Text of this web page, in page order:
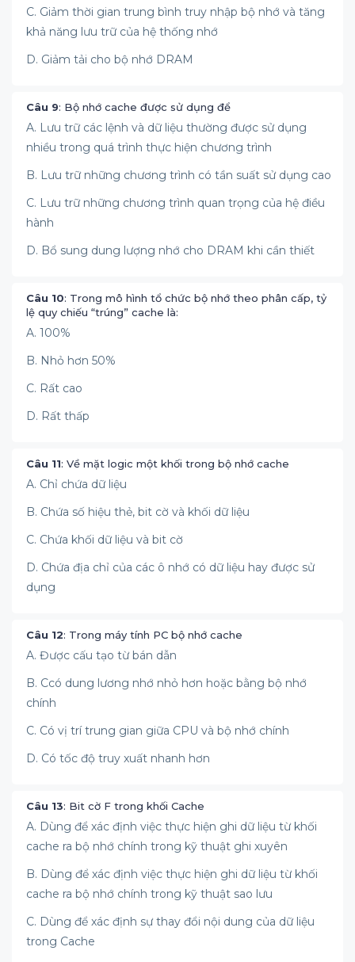
C. Giảm thời gian trung bình truy nhập bộ nhớ và tăng
khả năng lưu trữ của hệ thống nhớ
D. Giảm tải cho bộ nhớ DRAM
Câu 9: Bộ nhớ cache được sử dụng để
A. Lưu trữ các lệnh và dữ liệu thường được sử dụng
nhiều trong quá trình thực hiện chương trình
B. Lưu trữ những chương trình có tần suất sử dụng cao
C. Lưu trữ những chương trình quan trọng của hệ điều
hành
D. Bổ sung dung lượng nhớ cho DRAM khi cần thiết
Câu 10: Trong mô hình tổ chức bộ nhớ theo phân cấp, tỷ
lệ quy chiếu “trúng” cache là:
A. 100%
B. Nhỏ hơn 50%
C. Rất cao
D. Rất thấp
Câu 11: Về mặt logic một khối trong bộ nhớ cache
A. Chỉ chứa dữ liệu
B. Chứa số hiệu thẻ, bit cờ và khối dữ liệu
C. Chứa khối dữ liệu và bit cờ
D. Chứa địa chỉ của các ô nhớ có dữ liệu hay được sử
dụng
Câu 12: Trong máy tính PC bộ nhớ cache
A. Được cấu tạo từ bán dẫn
B. Ccó dung lương nhớ nhỏ hơn hoặc bằng bộ nhớ
chính
C. Có vị trí trung gian giữa CPU và bộ nhớ chính
D. Có tốc độ truy xuất nhanh hơn
Câu 13: Bit cờ F trong khối Cache
A. Dùng để xác định việc thực hiện ghi dữ liệu từ khối
cache ra bộ nhớ chính trong kỹ thuật ghi xuyên
B. Dùng để xác định việc thực hiện ghi dữ liệu từ khối
cache ra bộ nhớ chính trong kỹ thuật sao lưu
C. Dùng để xác định sự thay đổi nội dung của dữ liệu
trong Cache